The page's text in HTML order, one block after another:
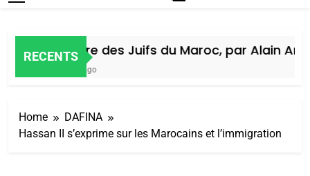
RECENTS
Histoire des Juifs du Maroc, par Alain Amiel
Home
DAFINA
Hassan II s’exprime sur les Marocains et l’immigration